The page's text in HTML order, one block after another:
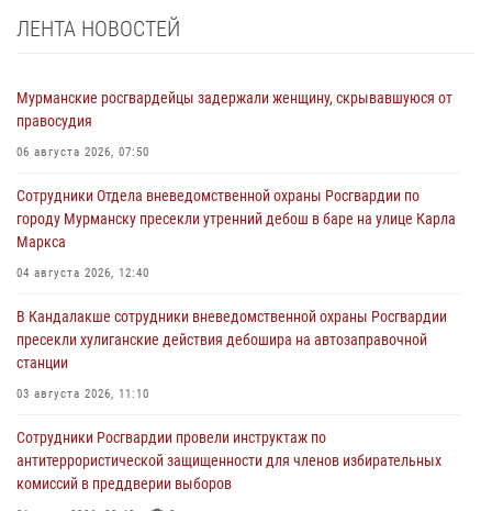
ЛЕНТА НОВОСТЕЙ
Мурманские росгвардейцы задержали женщину, скрывавшуюся от
правосудия
06 августа 2026, 07:50
Сотрудники Отдела вневедомственной охраны Росгвардии по
городу Мурманску пресекли утренний дебош в баре на улице Карла
Маркса
04 августа 2026, 12:40
В Кандалакше сотрудники вневедомственной охраны Росгвардии
пресекли хулиганские действия дебошира на автозаправочной
станции
03 августа 2026, 11:10
Сотрудники Росгвардии провели инструктаж по
антитеррористической защищенности для членов избирательных
комиссий в преддверии выборов